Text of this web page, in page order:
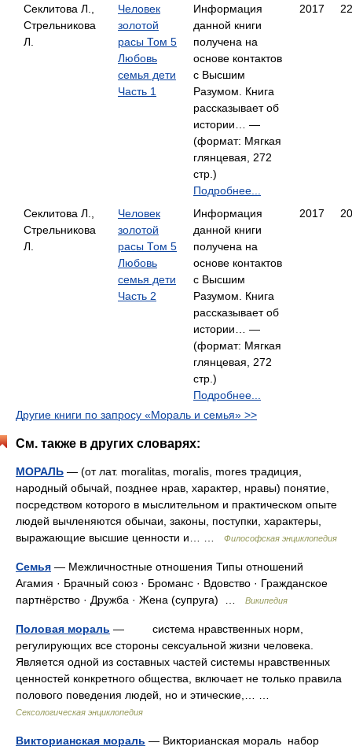
Секлитова Л.,
Стрельникова
Л.
Человек
золотой
расы Том 5
Любовь
семья дети
Часть 1
Информация
данной книги
получена на
основе контактов
с Высшим
Разумом. Книга
рассказывает об
истории… —
(формат: Мягкая
глянцевая, 272
стр.)
Подробнее...
2017
Секлитова Л.,
Стрельникова
Л.
Человек
золотой
расы Том 5
Любовь
семья дети
Часть 2
Информация
данной книги
получена на
основе контактов
с Высшим
Разумом. Книга
рассказывает об
истории… —
(формат: Мягкая
глянцевая, 272
стр.)
Подробнее...
2017
Другие книги по запросу «Мораль и семья» >>
См. также в других словарях:
МОРАЛЬ — (от лат. moralitas, moralis, mores традиция,
народный обычай, позднее нрав, характер, нравы) понятие,
посредством которого в мыслительном и практическом опыте
людей вычленяются обычаи, законы, поступки, характеры,
выражающие высшие ценности и… …
Философская энциклопедия
Семья — Межличностные отношения Типы отношений
Агамия · Брачный союз · Броманс · Вдовство · Гражданское
партнёрство · Дружба · Жена (супруга) …
Википедия
Половая мораль — система нравственных норм,
регулирующих все стороны сексуальной жизни человека.
Является одной из составных частей системы нравственных
ценностей конкретного общества, включает не только правила
полового поведения людей, но и этические,… …
Сексологическая энциклопедия
Викторианская мораль — Викторианская мораль набор